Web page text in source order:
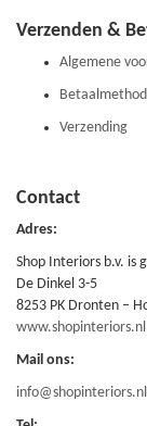
Verzenden &
Algemene
Verzending
Contact
Adres:
Shop Interiors b.v. is
De Dinkel 3-5
8253 PK Dronten –
www.shopinteriors.nl
Mail ons:
info@shopinteriors.nl